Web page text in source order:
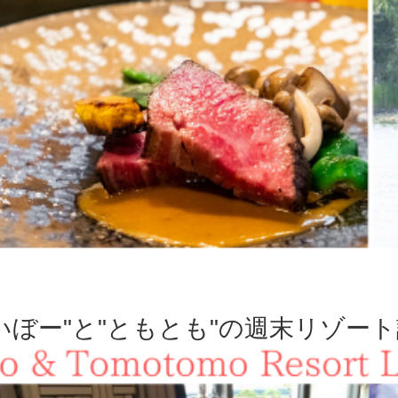
ぼー"と"ともとも"の週末リゾー